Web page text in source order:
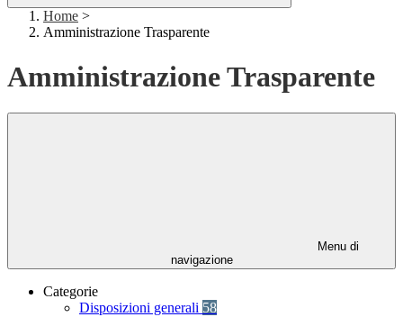
Home >
Amministrazione Trasparente
Amministrazione Trasparente
Menu di
navigazione
Categorie
Disposizioni generali 58